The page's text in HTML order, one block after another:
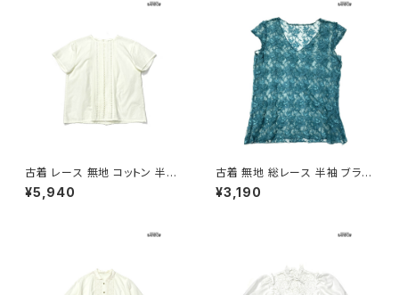
古着 レース 無地 コットン 半袖
ブラウス パステル 黄 (ttu2605
034)
¥5,940
古着 無地 総レース 半袖 ブラウ
ス 緑 (ttu2606009)
¥3,190